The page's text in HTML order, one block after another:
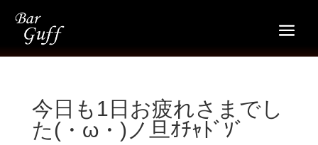
今日も1日お疲れさまでし
た(・ω・)ノ旦ｵﾁｬﾄﾞｿﾞ